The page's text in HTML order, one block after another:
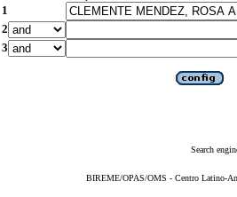
1
2
3
Search
BIREME/OPAS/OMS - Centro Latino-